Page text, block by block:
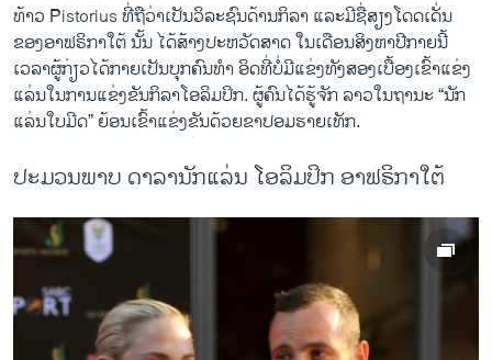
ທ້າວ Pistorius ທີ່ຖືວ່າເປັນວິລະຊົນດ້ານກິລາ ແລະມີຊື່ສຽງໂດດເດັ່ນ
ຂອງອາຟຣິກາໃຕ້ ນັ້ນ ໄດ້ສ້າງປະຫວັດສາດ ໃນເດືອນສິງຫາປີກາຍນີ້
ເວລາຜູ້ກ່ຽວໄດ້ກາຍເປັນບຸກຄົນທຳ ອິດທີ່ບໍ່ມີແຂ່ງທັງສອງເບື້ອງເຂົ້າແຂ່ງ
ແລ່ນໃນການແຂ່ງຂັນກິລາໂອລິມປິກ. ຜູ້ຄົນໄດ້ຮູ້ຈັກ ລາວໃນຖານະ “ນັກ
ແລ່ນໃບມີດ” ຍ້ອນເຂົ້າແຂ່ງຂັນດ້ວຍຂາປອມຮາຍເທັກ.
ປະມວນພາບ ດາລານັກແລ່ນ ໂອລິມປິກ ອາຟຣິກາໃຕ້